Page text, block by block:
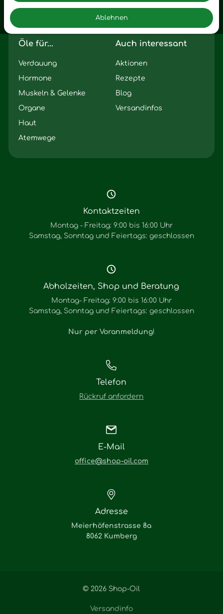
AblehnenSeelischer Schlag
Öle für...
Verdauung
Hormone
Muskeln & Gelenke
Organe
Haut
Atemwege
Auch interessant
Aktionen
Rezepte
Blog
Versandinfos
Kontaktzeiten
Montag - Freitag: 9:00 bis 16:00 Uhr
Samstag, Sonntag und Feiertags: geschlossen
Abholzeiten, Shop und Beratung
Montag- Freitag: 9:00 bis 16:00 Uhr
Samstag, Sonntag und Feiertags: geschlossen
Nur per Voranmeldung!
Telefon
Rückruf anfordern
E-Mail
office@shop-oil.com
Adresse
Meierhöfenstrasse 8a
8062 Kumberg
© 2026 Shop-Oil
Versandinfo